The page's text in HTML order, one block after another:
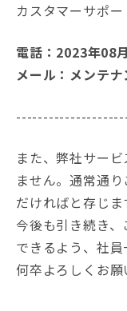
カスタマーサポ
電話：2023年08
メール：メンテナ
また、弊社サー
ません。通常通
だければと存じま
今後も引き続き
できるよう、社員
何卒よろしくお願